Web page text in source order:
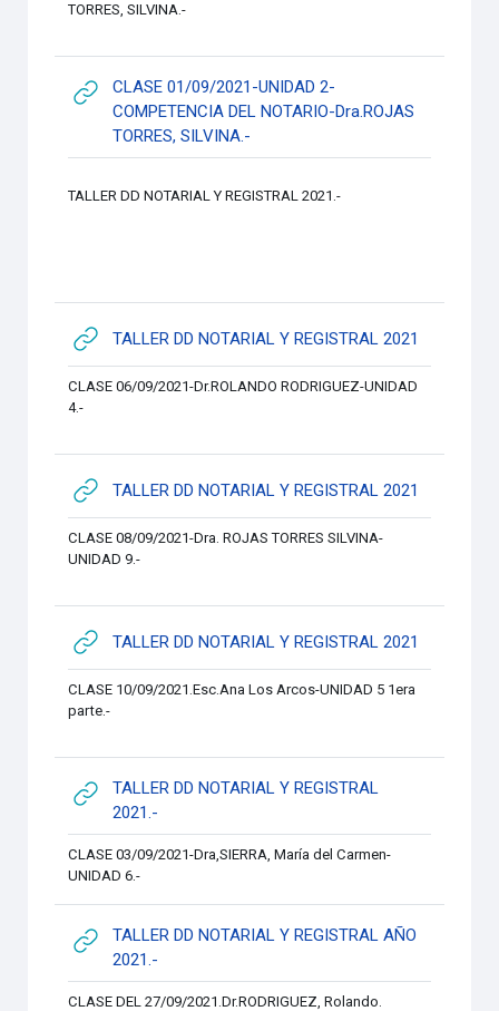
TORRES, SILVINA.-
CLASE 01/09/2021-UNIDAD 2-
COMPETENCIA DEL NOTARIO-Dra.ROJAS
TORRES, SILVINA.-
TALLER DD NOTARIAL Y REGISTRAL 2021.-
TALLER DD NOTARIAL Y REGISTRAL 2021
CLASE 06/09/2021-Dr.ROLANDO RODRIGUEZ-UNIDAD
4.-
TALLER DD NOTARIAL Y REGISTRAL 2021
CLASE 08/09/2021-Dra. ROJAS TORRES SILVINA-
UNIDAD 9.-
TALLER DD NOTARIAL Y REGISTRAL 2021
CLASE 10/09/2021.Esc.Ana Los Arcos-UNIDAD 5 1era
parte.-
TALLER DD NOTARIAL Y REGISTRAL
2021.-
CLASE 03/09/2021-Dra,SIERRA, María del Carmen-
UNIDAD 6.-
TALLER DD NOTARIAL Y REGISTRAL AÑO
2021.-
CLASE DEL 27/09/2021.Dr.RODRIGUEZ, Rolando.